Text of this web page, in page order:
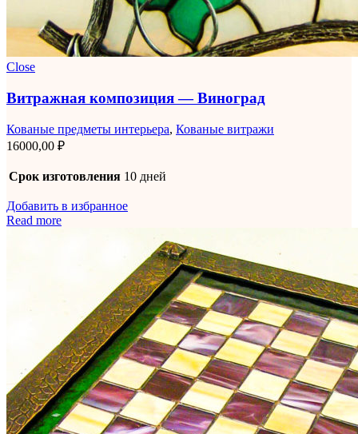
Close
Витражная композиция — Виноград
Кованые предметы интерьера, Кованые витражи
16000,00 ₽
Срок изготовления 10 дней
Добавить в избранное
Read more